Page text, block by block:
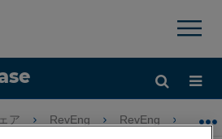
×
展開/折りたたむ
ア RevEng RevEng